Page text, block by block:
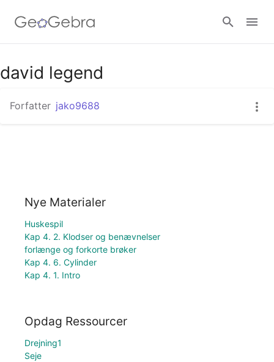
david legend
Forfatter jako9688
Nye Materialer
Huskespil
Kap 4. 2. Klodser og benævnelser
forlænge og forkorte brøker
Kap 4. 6. Cylinder
Kap 4. 1. Intro
Opdag Ressourcer
Drejning1
Seje